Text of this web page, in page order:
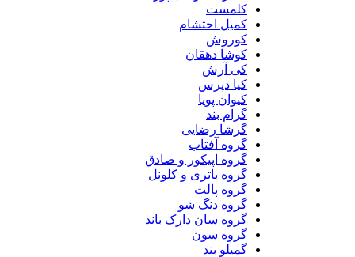
کلمست
کمیل احتشام
کوروش
کوشا دهقان
کی آرش
کیا دپرس
کیوان پویا
گرام بند
گرشا رضایی
گروه آفتاب
گروه اپیکور و صادق
گروه باتری و کلونل
گروه پالت
گروه دنگ شو
گروه سان دارک باند
گروه سون
گمیلو بند